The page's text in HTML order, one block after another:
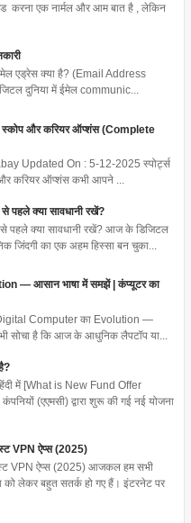
एक नार्मल और आम बात है , लेकिन
एड्रेस क्या है? (Email Address
दुनिया में ईमेल communic...
स्कोप और करियर ऑप्शंस (Complete
Updated On : 5-12-2025 स्पोर्ट्स
और करियर ऑप्शंस कभी आपने ...
पहले क्या सावधानी रखें?
पहले क्या सावधानी रखें? आज के डिजिटल
जिंदगी का एक अहम हिस्सा बन चुका...
— आसान भाषा में समझें | कंप्यूटर का
Computer का Evolution —
सोचा है कि आज के आधुनिक लैपटॉप या...
में [What is New Fund Offer
(एएमसी) द्वारा शुरू की गई नई योजना
VPN ऐप्स (2025)
VPN ऐप्स (2025) आजकल हम सभी
को लेकर बहुत सतर्क हो गए हैं। इंटरनेट पर